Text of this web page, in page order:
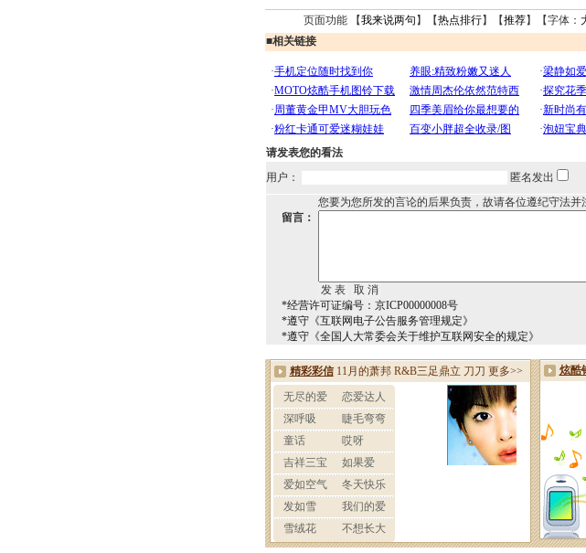
页面功能 【我来说两句 】【热点排行】【推荐】【字体：
■相关链接
请发表您的看法
用户：
匿名发出
您要为您所发的言论的后果负责，故请各位遵纪守法并
留言：
*经营许可证编号：京ICP00000008号
*遵守《互联网电子公告服务管理规定》
*遵守《全国人大常委会关于维护互联网安全的规定》